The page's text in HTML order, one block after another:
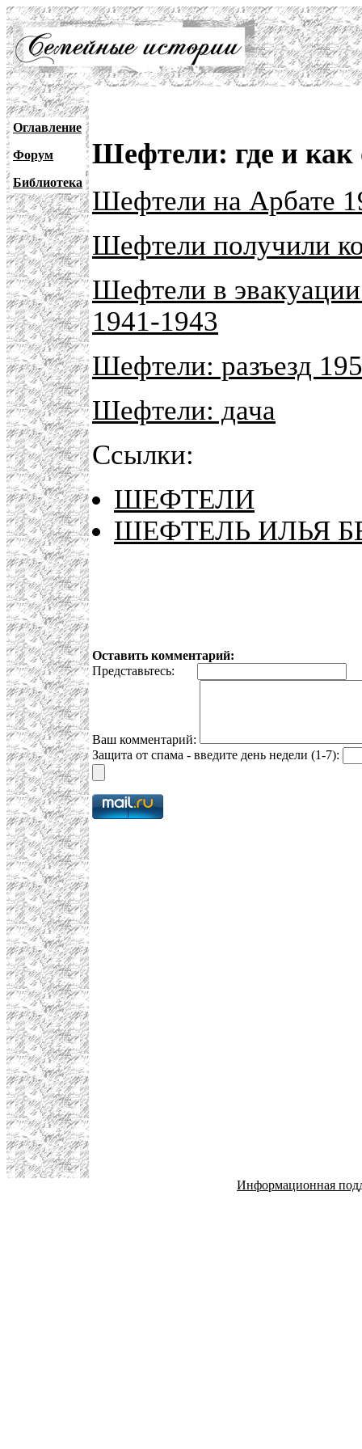
Оглавление
Форум
Библиотека
Шефтели: где и как
Шефтели на Арбате
Шефтели получили
Шефтели в
1941-1943
Шефтели: разъезд
Шефтели: дача
Ссылки:
ШЕФТЕЛИ
ШЕФТЕЛЬ ИЛЬЯ
Оставить комментарий:
Представьтесь:
Ваш комментарий:
Защита от спама - введите день недели (1-7):
Информационная